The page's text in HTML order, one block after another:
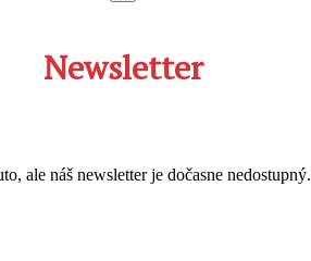
Newsletter
ale náš newsletter je dočasne nedostupný.